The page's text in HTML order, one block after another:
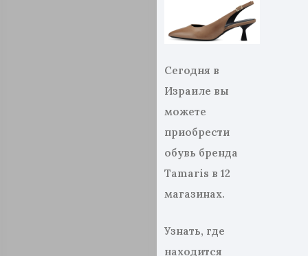
Сегодня в
Израиле вы
можете
приобрести
обувь бренда
Tamaris в 12
магазинах.
Узнать, где
находится